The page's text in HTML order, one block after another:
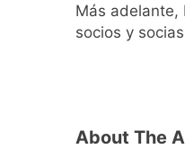
Más adelante,
socios y
About The